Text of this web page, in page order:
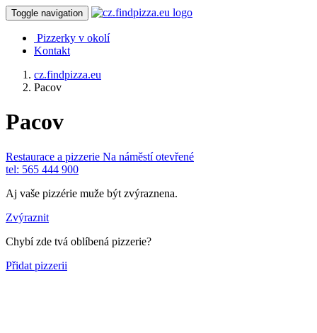
Toggle navigation
Pizzerky v okolí
Kontakt
cz.findpizza.eu
Pacov
Pacov
Restaurace a pizzerie Na náměstíotevřené
tel: 565 444 900
Aj vaše pizzérie muže být zvýraznena.
Zvýraznit
Chybí zde tvá oblíbená pizzerie?
Přidat pizzerii